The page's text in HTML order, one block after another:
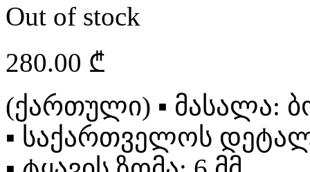
Out of stock
280.00 ₾
(ქართული) ▪ მასალა:
▪ საქართველოს